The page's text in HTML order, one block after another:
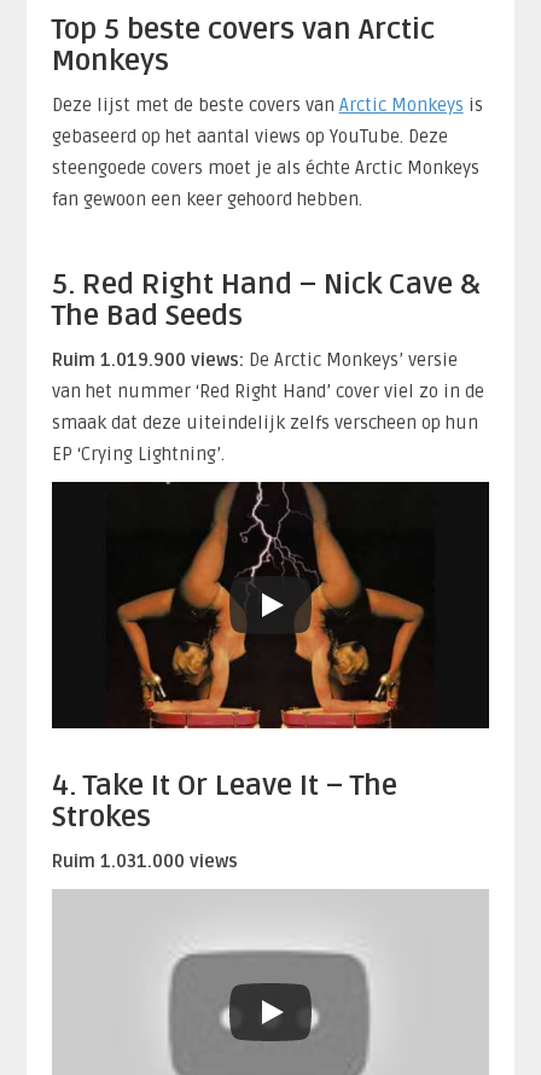
Top 5 beste covers van Arctic
Monkeys
Deze lijst met de beste covers van Arctic Monkeys is
gebaseerd op het aantal views op YouTube. Deze
steengoede covers moet je als échte Arctic Monkeys
fan gewoon een keer gehoord hebben.
5. Red Right Hand – Nick Cave &
The Bad Seeds
Ruim 1.019.900 views: De Arctic Monkeys’ versie
van het nummer ‘Red Right Hand’ cover viel zo in de
smaak dat deze uiteindelijk zelfs verscheen op hun
EP ‘Crying Lightning’.
4. Take It Or Leave It – The
Strokes
Ruim 1.031.000 views